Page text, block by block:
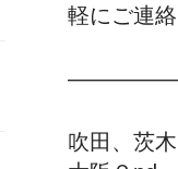
軽にご連
吹田、茨